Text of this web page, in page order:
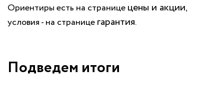
Ориентиры есть на страницецены и акции,
условия - на страницегарантия.
Подведем итоги